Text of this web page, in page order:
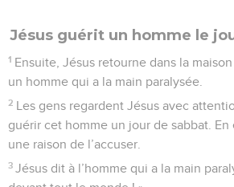
Jésus guérit un homme le
1 Ensuite, Jésus retourne dans la
un homme qui a la main paralysée.
2 Les gens regardent Jésus avec
guérir cet homme un jour de sabbat.
une raison de l’accuser.
3 Jésus dit à l’homme qui a la main